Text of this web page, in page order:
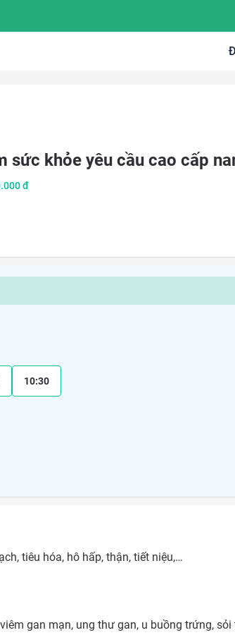
sức khỏe yêu cầu cao cấp
đ
10:30
tiêu hóa, hô hấp, thận, tiết niệu,…
gan mạn, ung thư gan, u buồng trứng,